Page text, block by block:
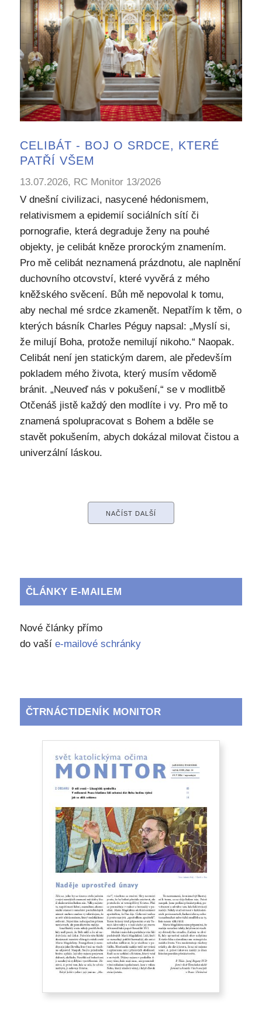
CELIBÁT - BOJ O SRDCE, KTERÉ
PATŘÍ VŠEM
13.07.2026, RC Monitor 13/2026
V dnešní civilizaci, nasycené hédonismem,
relativismem a epidemií sociálních sítí či
pornografie, která degraduje ženy na pouhé
objekty, je celibát kněze prorockým znamením.
Pro mě celibát neznamená prázdnotu, ale naplnění
duchovního otcovství, které vyvěrá z mého
kněžského svěcení. Bůh mě nepovolal k tomu,
aby nechal mé srdce zkamenět. Nepatřím k těm, o
kterých básník Charles Péguy napsal: „Myslí si,
že milují Boha, protože nemilují nikoho.“ Naopak.
Celibát není jen statickým darem, ale především
pokladem mého života, který musím vědomě
bránit. „Neuveď nás v pokušení,“ se v modlitbě
Otčenáš jistě každý den modlíte i vy. Pro mě to
znamená spolupracovat s Bohem a bděle se
stavět pokušením, abych dokázal milovat čistou a
univerzální láskou.
NAČÍST DALŠÍ
ČLÁNKY E-MAILEM
Nové články přímo
do vaší e-mailové schránky
ČTRNÁCTIDENÍK MONITOR